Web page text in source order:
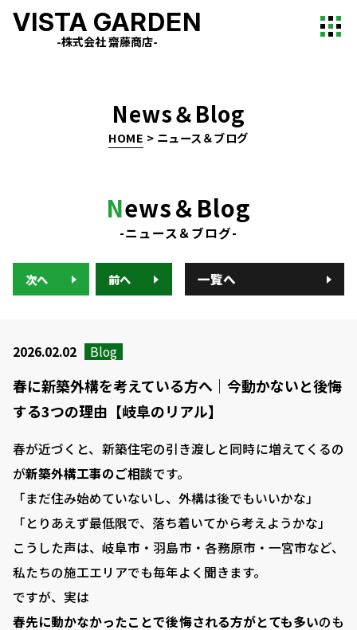
VISTA GARDEN
-株式会社 齋藤商店-
News＆Blog
HOME > ニュース＆ブログ
News＆Blog
-ニュース＆ブログ-
次へ 前へ 一覧へ
2026.02.02 Blog
春に新築外構を考えている方へ｜今動かないと後悔
する3つの理由【岐阜のリアル】
春が近づくと、新築住宅の引き渡しと同時に増えてくるの
が新築外構工事のご相談です。
「まだ住み始めていないし、外構は後でもいいかな」
「とりあえず最低限で、落ち着いてから考えようかな」
こうした声は、岐阜市・羽島市・各務原市・一宮市など、
私たちの施工エリアでも毎年よく聞きます。
ですが、実は――
春先に動かなかったことで後悔される方がとても多いのも